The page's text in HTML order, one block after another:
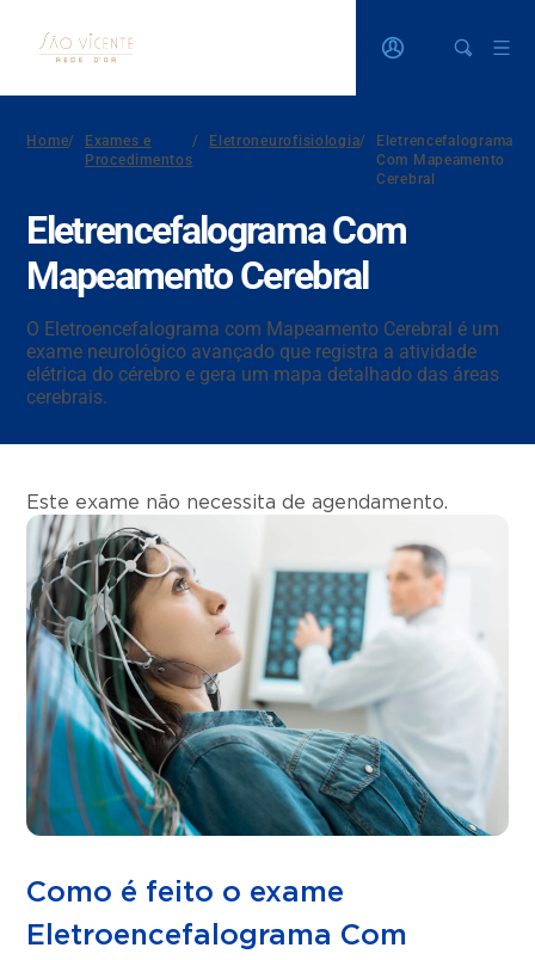
Home/
Exames e
Procedimentos
/ Eletroneurofisiologia/
Eletrencefalograma
Com Mapeamento
Cerebral
Eletrencefalograma Com
Mapeamento Cerebral
O Eletroencefalograma com Mapeamento Cerebral é um
exame neurológico avançado que registra a atividade
elétrica do cérebro e gera um mapa detalhado das áreas
cerebrais.
Este exame não necessita de agendamento.
Como é feito o exame
Eletroencefalograma Com